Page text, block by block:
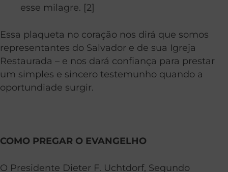
esse milagre. [2]
Essa plaqueta no coração nos dirá que somos
representantes do Salvador e de sua Igreja
Restaurada – e nos dará confiança para prestar
um simples e sincero testemunho quando a
oportundiade surgir.
COMO PREGAR O EVANGELHO
O Presidente Dieter F. Uchtdorf, Segundo